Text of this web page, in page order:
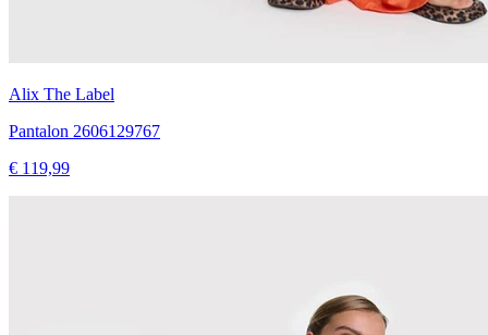
Alix The Label
Pantalon 2606129767
€ 119,99